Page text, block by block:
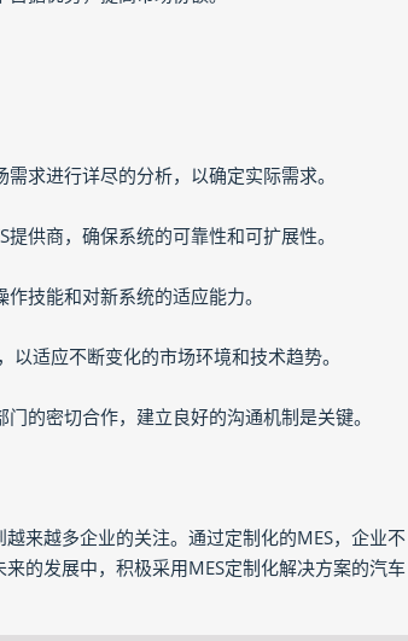
求进行详尽的分析，以确定实际需求。
供商，确保系统的可靠性和可扩展性。
技能和对新系统的适应能力。
适应不断变化的市场环境和技术趋势。
的密切合作，建立良好的沟通机制是关键。
来越多企业的关注。通过定制化的MES，企业不
的发展中，积极采用MES定制化解决方案的汽车